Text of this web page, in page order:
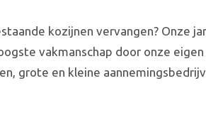
kozijnen vervangen? Onze
vakmanschap door onze
grote en kleine